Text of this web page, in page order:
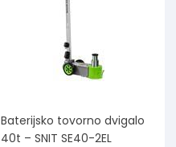
Baterijsko tovorno dvigalo
40t – SNIT SE40-2EL